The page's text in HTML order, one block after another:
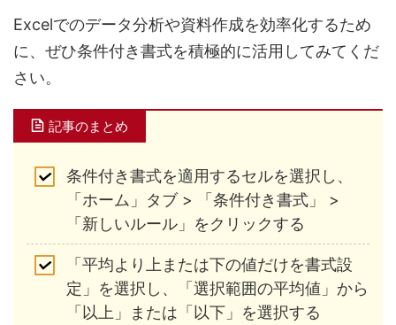
Excelでのデータ分析や資料作成を効率化するため
に、ぜひ条件付き書式を積極的に活用してみてくだ
さい。
記事のまとめ
条件付き書式を適用するセルを選択し、
「ホーム」タブ > 「条件付き書式」 >
「新しいルール」をクリックする
「平均より上または下の値だけを書式設
定」を選択し、「選択範囲の平均値」から
「以上」または「以下」を選択する